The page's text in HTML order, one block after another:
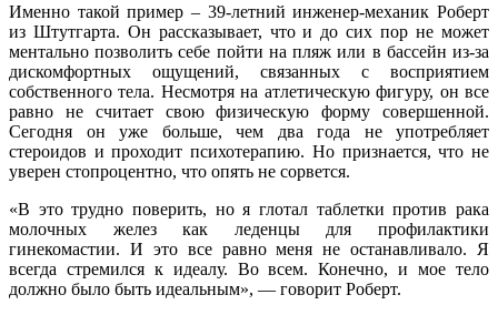
Именно такой пример – 39-летний инженер-механик Роберт
из Штутгарта. Он рассказывает, что и до сих пор не может
ментально позволить себе пойти на пляж или в бассейн из-за
дискомфортных ощущений, связанных с восприятием
собственного тела. Несмотря на атлетическую фигуру, он все
равно не считает свою физическую форму совершенной.
Сегодня он уже больше, чем два года не употребляет
стероидов и проходит психотерапию. Но признается, что не
уверен стопроцентно, что опять не сорвется.
«В это трудно поверить, но я глотал таблетки против рака
молочных желез как леденцы для профилактики
гинекомастии. И это все равно меня не останавливало. Я
всегда стремился к идеалу. Во всем. Конечно, и мое тело
должно было быть идеальным», — говорит Роберт.